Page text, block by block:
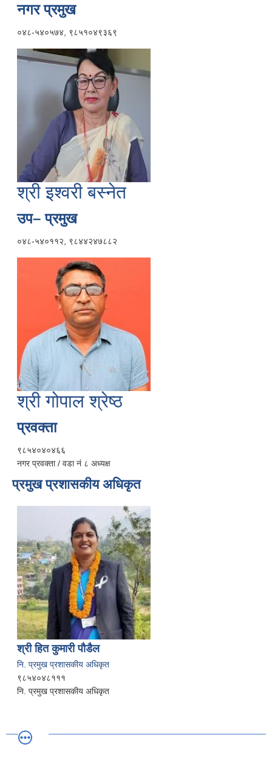
नगर प्रमुख
०४८-५४०५७४, ९८५१०४९३६९
श्री इश्वरी बस्नेत
उप– प्रमुख
०४८-५४०११२, ९८४४२४७८८२
श्री गोपाल श्रेष्ठ
प्रवक्ता
९८५४०४०४६६
नगर प्रवक्ता / वडा नं ८ अध्यक्ष
प्रमुख प्रशासकीय अधिकृत
श्री हित कुमारी पौडैल
नि. प्रमुख प्रशासकीय अधिकृत
९८५४०४८१११
नि. प्रमुख प्रशासकीय अधिकृत